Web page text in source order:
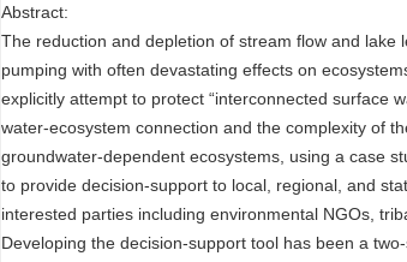
Abstract:
The reduction and depletion of stream flow and
pumping with often devastating effects on
explicitly attempt to protect “interconnected surface
water-ecosystem connection and the complexity of
groundwater-dependent ecosystems, using a case
to provide decision-support to local, regional, and
interested parties including environmental NGOs,
Developing the decision-support tool has been a